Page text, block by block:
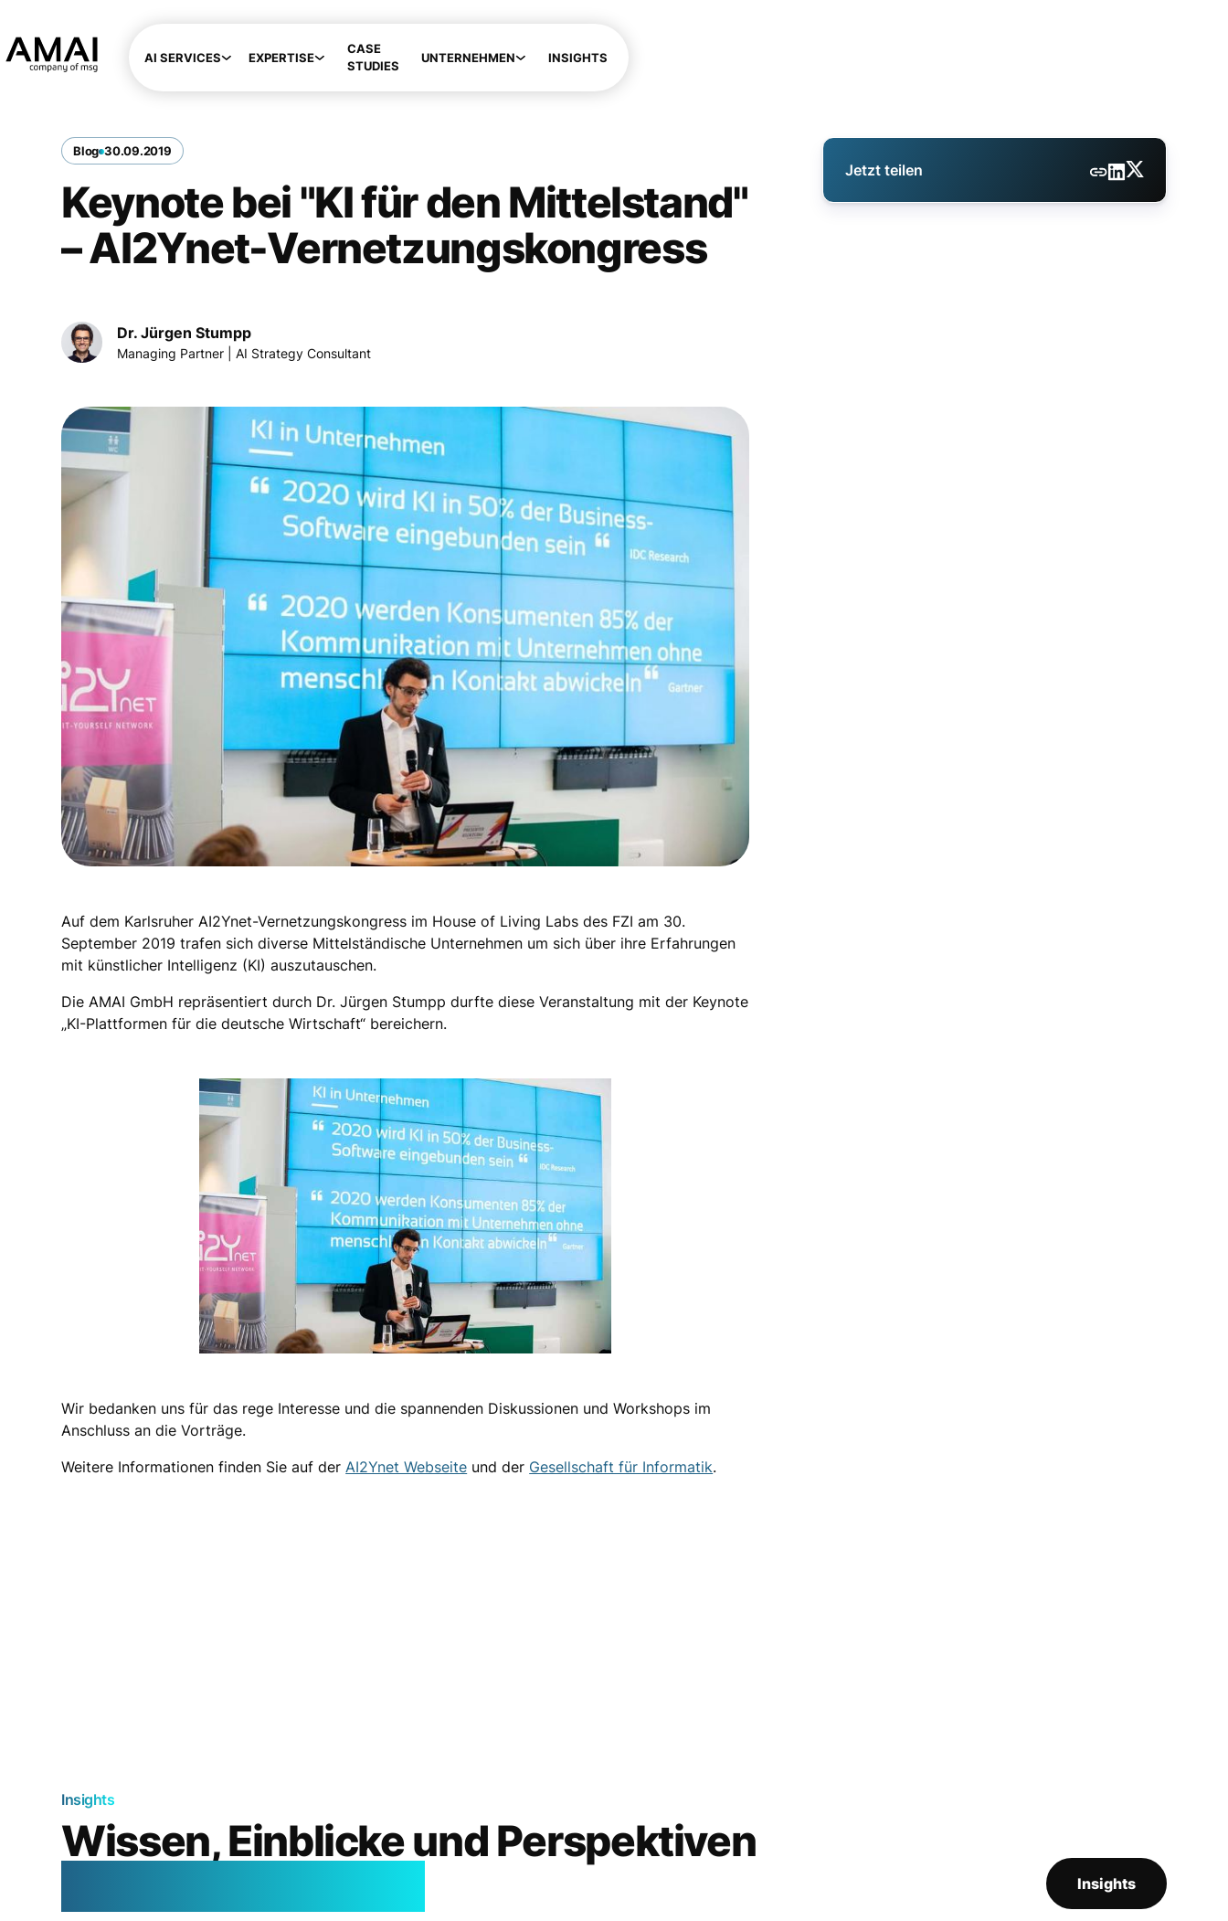
AI SERVICES EXPERTISE
CASE
STUDIES
UNTERNEHMEN INSIGHTS
Blog 30.09.2019
Keynote bei "KI für den Mittelstand"
– AI2Ynet-Vernetzungskongress
Dr. Jürgen Stumpp
Managing Partner | AI Strategy Consultant
Auf dem Karlsruher AI2Ynet-Vernetzungskongress im House of Living Labs des FZI am 30.
September 2019 trafen sich diverse Mittelständische Unternehmen um sich über ihre Erfahrungen
mit künstlicher Intelligenz (KI) auszutauschen.
Die AMAI GmbH repräsentiert durch Dr. Jürgen Stumpp durfte diese Veranstaltung mit der Keynote
„KI-Plattformen für die deutsche Wirtschaft“ bereichern.
Wir bedanken uns für das rege Interesse und die spannenden Diskussionen und Workshops im
Anschluss an die Vorträge.
Weitere Informationen finden Sie auf der AI2Ynet Webseite und der Gesellschaft für Informatik.
Jetzt teilen
Insights
Wissen, Einblicke und Perspektiven
Insights